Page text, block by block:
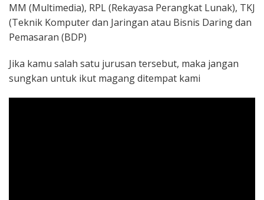
MM (Multimedia), RPL (Rekayasa Perangkat Lunak), TKJ
(Teknik Komputer dan Jaringan atau Bisnis Daring dan
Pemasaran (BDP)
Jika kamu salah satu jurusan tersebut, maka jangan
sungkan untuk ikut magang ditempat kami